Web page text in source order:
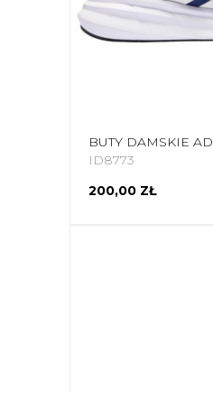
ID8773
200,00 ZŁ